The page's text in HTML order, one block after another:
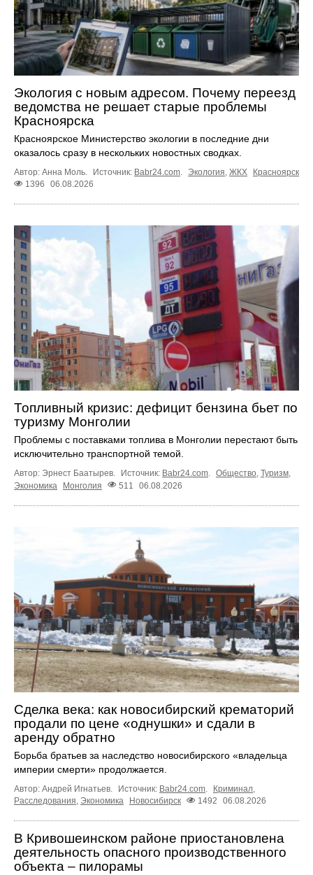
Экология с новым адресом. Почему переезд
ведомства не решает старые проблемы
Красноярска
Красноярское Министерство экологии в последние дни
оказалось сразу в нескольких новостных сводках.
Автор: Анна Моль. Источник: Babr24.com Экология ЖКХ
Красноярск
1396
06.08.2026
Топливный кризис: дефицит бензина бьет по
туризму Монголии
Проблемы с поставками топлива в Монголии перестают быть
исключительно транспортной темой.
Автор: Эрнест Баатырев. Источник: Babr24.com. Общество, Туризм,
Экономика
Монголия 511 06.08.2026
Сделка века: как новосибирский крематорий
продали по цене «однушки» и сдали в
аренду обратно
Борьба братьев за наследство новосибирского «владельца
империи смерти» продолжается.
Автор: Андрей Игнатьев. Источник: Babr24.com. Криминал,
Расследования, Экономика Новосибирск 1492 06.08.2026
В Кривошеинском районе приостановлена
деятельность опасного производственного
объекта – пилорамы